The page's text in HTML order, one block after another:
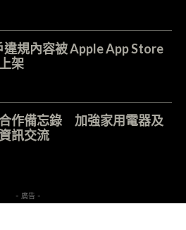
規內容被 Apple App Store
架
作備忘錄 加強家用電器及
訊交流
- 廣告 -